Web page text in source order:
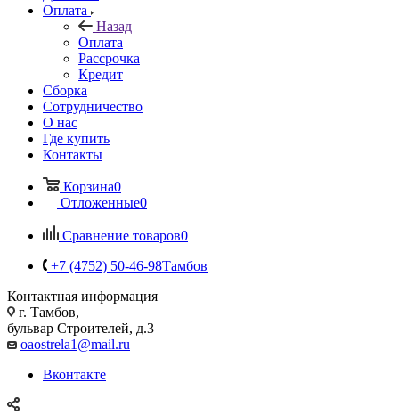
Оплата
Назад
Оплата
Рассрочка
Кредит
Сборка
Сотрудничество
О нас
Где купить
Контакты
Корзина0
Отложенные0
Сравнение товаров0
+7 (4752) 50-46-98Тамбов
Контактная информация
г. Тамбов,
бульвар Строителей, д.3
oaostrela1@mail.ru
Вконтакте